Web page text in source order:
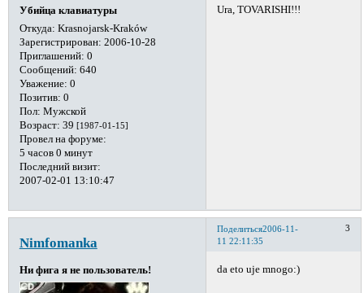
Убийца клавиатуры
Откуда: Krasnojarsk-Kraków
Зарегистрирован: 2006-10-28
Приглашений: 0
Сообщений: 640
Уважение: 0
Позитив: 0
Пол: Мужской
Возраст: 39 [1987-01-15]
Провел на форуме:
5 часов 0 минут
Последний визит:
2007-02-01 13:10:47
Ura, TOVARISHI!!!
Поделиться 3
2006-11-
11 22:11:35
Nimfomanka
Ни фига я не пользователь! da eto uje mnogo:)